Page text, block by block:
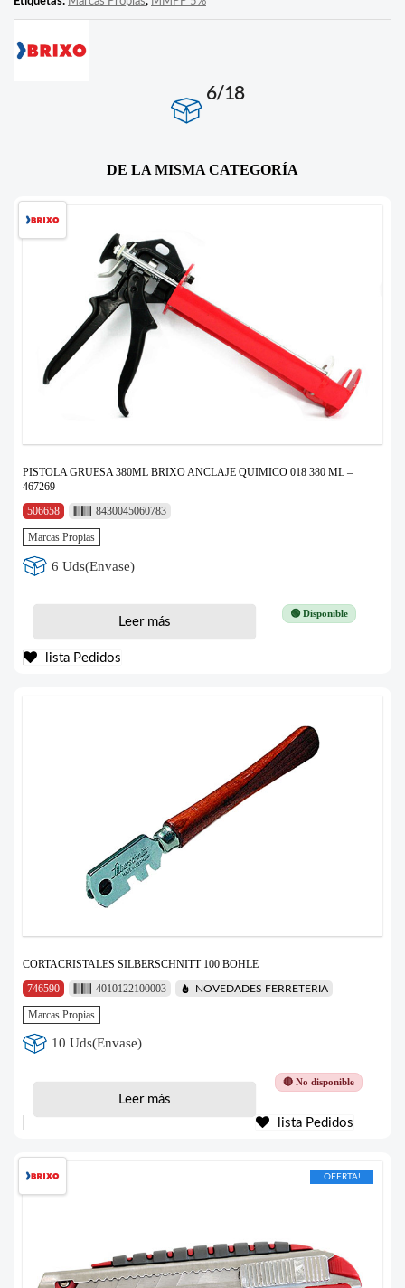
6/18
DE LA MISMA CATEGORÍA
PISTOLA GRUESA 380ML BRIXO ANCLAJE QUIMICO 018 380 ML –
467269
506658
8430045060783
Marcas Propias
6 Uds(Envase)
🟢 Disponible
Leer más
lista Pedidos
CORTACRISTALES SILBERSCHNITT 100 BOHLE
746590
4010122100003 NOVEDADES FERRETERIA
Marcas Propias
10 Uds(Envase)
🔴 No disponible
Leer más
lista Pedidos
OFERTA!